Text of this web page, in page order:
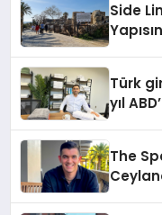
Side
Türk
yıl
The